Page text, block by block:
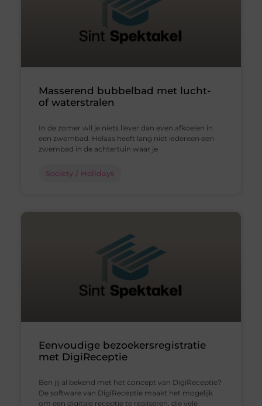
Masserend bubbelbad met lucht-
of waterstralen
In de zomer wil je niets liever dan even afkoelen in
een zwembad. Helaas heeft lang niet iedereen een
zwembad in de achtertuin waar je
Society / Holidays
Eenvoudige bezoekersregistratie
met DigiReceptie
Ben jij al bekend met het concept van DigiReceptie?
De software van DigiReceptie maakt het mogelijk
om een digitale receptie te realiseren, die vele